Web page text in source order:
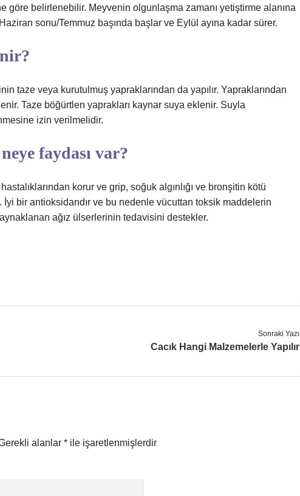
göre belirlenebilir. Meyvenin olgunlaşma zamanı yetiştirme alanına
sonu/Temmuz başında başlar ve Eylül ayına kadar sürer.
taze veya kurutulmuş yapraklarından da yapılır. Yapraklarından
Taze böğürtlen yaprakları kaynar suya eklenir. Suyla
izin verilmelidir.
faydası var?
korur ve grip, soğuk algınlığı ve bronşitin kötü
İyi bir antioksidandır ve bu nedenle vücuttan toksik maddelerin
ağız ülserlerinin tedavisini destekler.
Sonraki Yazı
Cacık Hangi Malzemelerle Yapılır
alanlar * ile işaretlenmişlerdir